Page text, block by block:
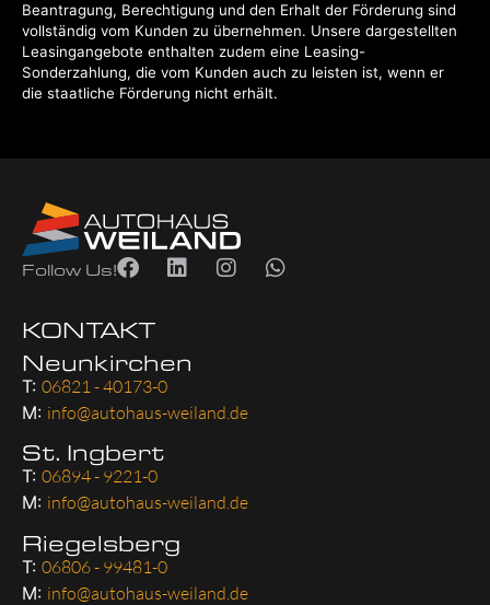
Beantragung, Berechtigung und den Erhalt der Förderung sind
vollständig vom Kunden zu übernehmen. Unsere dargestellten
Leasingangebote enthalten zudem eine Leasing-
Sonderzahlung, die vom Kunden auch zu leisten ist, wenn er
die staatliche Förderung nicht erhält.
Follow Us!
KONTAKT
Neunkirchen
T: 06821 - 40173-0
M: info@autohaus-weiland.de
St. Ingbert
T: 06894 - 9221-0
M: info@autohaus-weiland.de
Riegelsberg
T: 06806 - 99481-0
M: info@autohaus-weiland.de